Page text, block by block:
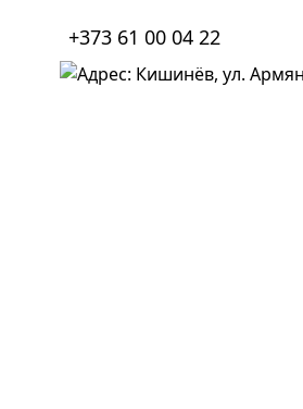
+373 61 00 04 22